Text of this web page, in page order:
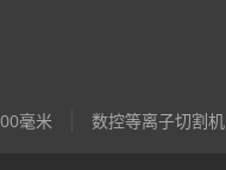
毫米 数控等离子切割机